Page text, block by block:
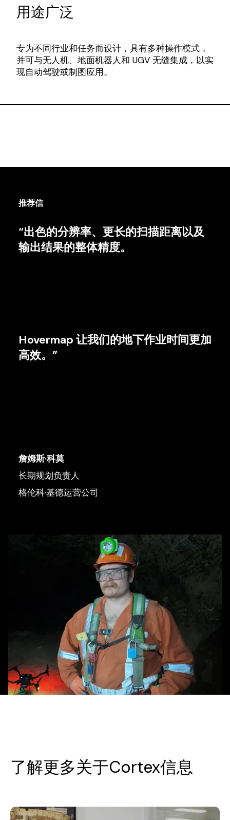
用途广泛
专为不同行业和任务而设计，具有多种操作模式，
并可与无人机、地面机器人和 UGV 无缝集成，以实
现自动驾驶或制图应用。
推荐信
“出色的分辨率、更长的扫描距离以及
输出结果的整体精度。
Hovermap 让我们的地下作业时间更加
高效。”
詹姆斯·科莫
长期规划负责人
格伦科·基德运营公司
了解更多关于Cortex信息